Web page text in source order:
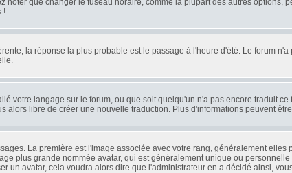
noter que changer le fuseau horaire, comme la plupart des autres
!
la réponse la plus probable est le passage à l'heure d'été. Le forum
votre langage sur le forum, ou que soit quelqu'un n'a pas encore traduit
libre de créer une nouvelle traduction. Plus d'informations peuvent
La première est l'image associée avec votre rang, généralement
plus grande nommée avatar, qui est généralement unique ou
un avatar, cela voudra alors dire que l'administrateur en a décidé ainsi,